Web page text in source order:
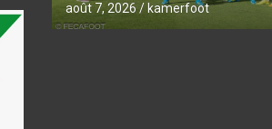
août 6, 2026 kamerfoot